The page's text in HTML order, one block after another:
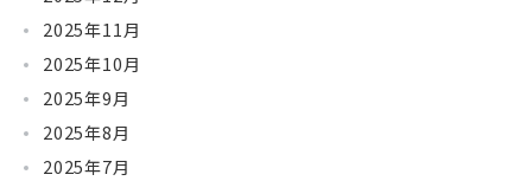
2025年11月
2025年10月
2025年9月
2025年8月
2025年7月